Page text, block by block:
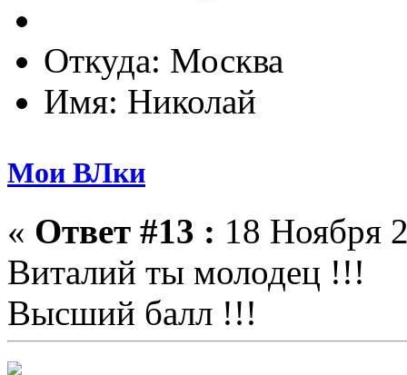
Откуда: Москва
Имя: Николай
Мои ВЛки
« Ответ #13 : 18 Ноября
Виталий ты молодец !!!
Высший балл !!!